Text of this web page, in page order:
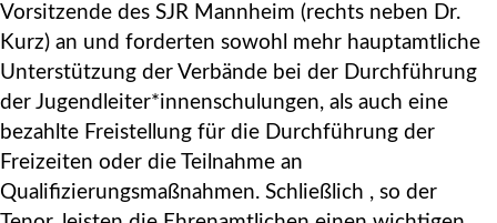
Vorsitzende des SJR Mannheim (rechts neben Dr.
Kurz) an und forderten sowohl mehr hauptamtliche
Unterstützung der Verbände bei der Durchführung
der Jugendleiter*innenschulungen, als auch eine
bezahlte Freistellung für die Durchführung der
Freizeiten oder die Teilnahme an
Qualifizierungsmaßnahmen. Schließlich , so der